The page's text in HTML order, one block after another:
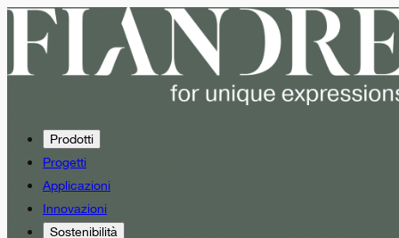
Prodotti
Progetti
Applicazioni
Innovazioni
Sostenibilità